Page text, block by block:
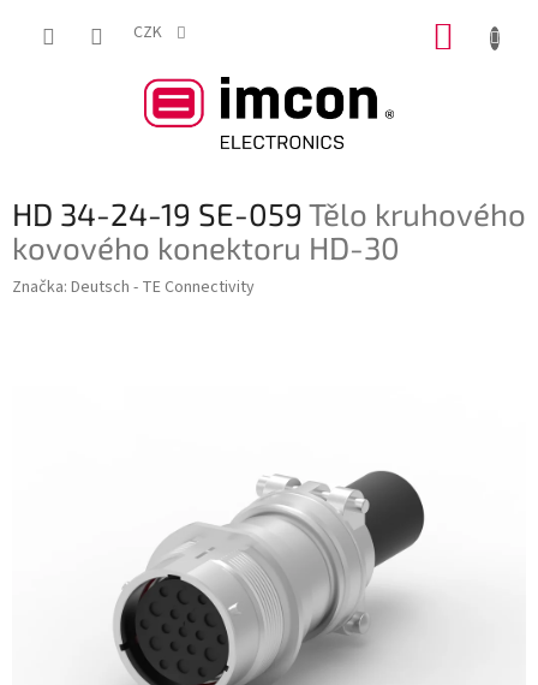
CZK
HD 34-24-19 SE-059 Tělo kruhového
kovového konektoru HD-30
Značka: Deutsch - TE Connectivity